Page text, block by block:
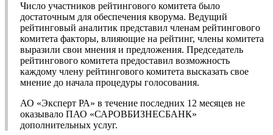
Число участников рейтингового комитета было
достаточным для обеспечения кворума. Ведущий
рейтинговый аналитик представил членам рейтингового
комитета факторы, влияющие на рейтинг, члены комитета
выразили свои мнения и предложения. Председатель
рейтингового комитета предоставил возможность
каждому члену рейтингового комитета высказать свое
мнение до начала процедуры голосования.
АО «Эксперт РА» в течение последних 12 месяцев не
оказывало ПАО «САРОВБИЗНЕСБАНК»
дополнительных услуг.